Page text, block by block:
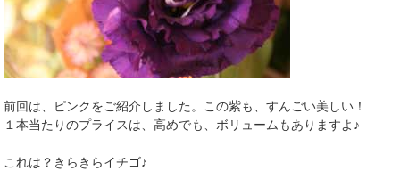
前回は、ピンクをご紹介しました。この紫も、すんごい美しい！
１本当たりのプライスは、高めでも、ボリュームもありますよ♪
これは？きらきらイチゴ♪